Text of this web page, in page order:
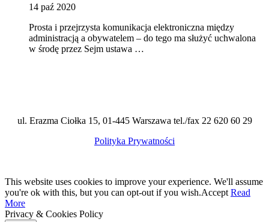
14 paź 2020
Prosta i przejrzysta komunikacja elektroniczna między
administracją a obywatelem – do tego ma służyć uchwalona
w środę przez Sejm ustawa …
ul. Erazma Ciołka 15, 01-445 Warszawa tel./fax 22 620 60 29
Polityka Prywatności
This website uses cookies to improve your experience. We'll assume
you're ok with this, but you can opt-out if you wish.Accept Read
More
Privacy & Cookies Policy